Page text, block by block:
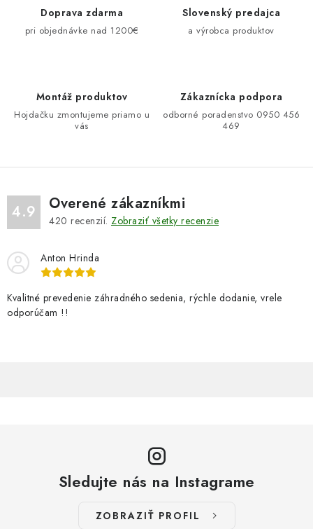
Doprava zdarma
pri objednávke nad 1200€
Slovenský predajca
a výrobca produktov
Montáž produktov
Hojdačku zmontujeme priamo u
vás
Zákaznícka podpora
odborné poradenstvo 0950 456
469
4.9 Overené zákazníkmi
420 recenzií. Zobraziť všetky recenzie
Anton Hrinda
Kvalitné prevedenie záhradného sedenia, rýchle dodanie, vrele
odporúčam !!
Sledujte nás na Instagrame
ZOBRAZIŤ PROFIL